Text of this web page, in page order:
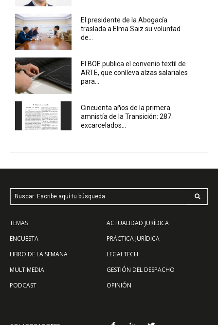
El presidente de la Abogacía
traslada a Elma Saiz su voluntad
de...
El BOE publica el convenio textil de
ARTE, que conlleva alzas salariales
para...
Cincuenta años de la primera
amnistía de la Transición: 287
excarcelados...
Buscar: Escribe aquí tu búsqueda
TEMAS
ENCUESTA
LIBRO DE LA SEMANA
MULTIMEDIA
PODCAST
ACTUALIDAD JURÍDICA
PRÁCTICA JURÍDICA
LEGALTECH
GESTIÓN DEL DESPACHO
OPINIÓN